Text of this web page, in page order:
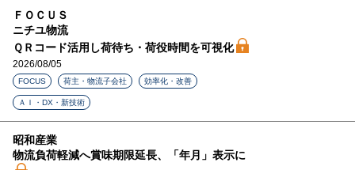
ＦＯＣＵＳ
ニチユ物流
ＱＲコード活用し荷待ち・荷役時間を可視化
2026/08/05
FOCUS 荷主・物流子会社 効率化・改善
ＡＩ・DX・新技術
昭和産業
物流負荷軽減へ賞味期限延長、「年月」表示に